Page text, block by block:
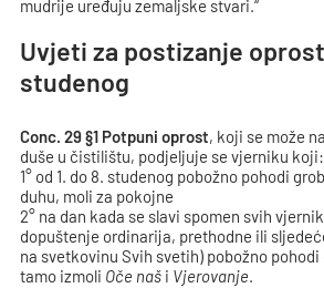
mudrije uređuju zemaljske stvari.“
Uvjeti za postizanje
studenog
Conc. 29 §1 Potpuni oprost, koji se može
duše u čistilištu, podjeljuje se vjerniku koji:
1° od 1. do 8. studenog pobožno pohodi
duhu, moli za pokojne
2° na dan kada se slavi spomen svih
dopuštenje ordinarija, prethodne ili
na svetkovinu Svih svetih) pobožno
tamo izmoli Oče naš i Vjerovanje.